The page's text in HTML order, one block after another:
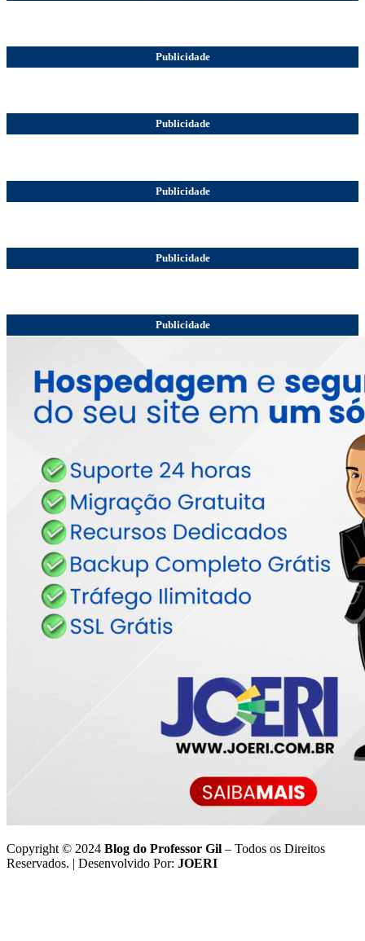
Publicidade
Publicidade
Publicidade
Publicidade
Publicidade
Copyright © 2024 Blog do Professor Gil – Todos os Direitos
Reservados. | Desenvolvido Por: JOERI